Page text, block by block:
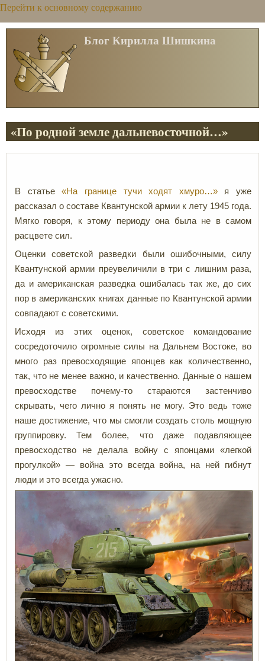
Перейти к основному содержанию
Блог Кирилла Шишкина
«По родной земле дальневосточной…»
В статье«На границе тучи ходят хмуро…»я уже
рассказал о составе Квантунской армии к лету 1945 года.
Мягко говоря, к этому периоду она была не в самом
расцвете сил.
Оценки советской разведки были ошибочными, силу
Квантунской армии преувеличили в три с лишним раза,
да и американская разведка ошибалась так же, до сих
пор в американских книгах данные по Квантунской армии
совпадают с советскими.
Исходя из этих оценок, советское командование
сосредоточило огромные силы на Дальнем Востоке, во
много раз превосходящие японцев как количественно,
так, что не менее важно, и качественно. Данные о нашем
превосходстве почему-то стараются застенчиво
скрывать, чего лично я понять не могу. Это ведь тоже
наше достижение, что мы смогли создать столь мощную
группировку. Тем более, что даже подавляющее
превосходство не делала войну с японцами «легкой
прогулкой» — война это всегда война, на ней гибнут
люди и это всегда ужасно.